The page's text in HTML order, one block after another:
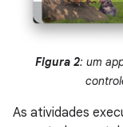
Figura 2: um
As atividades